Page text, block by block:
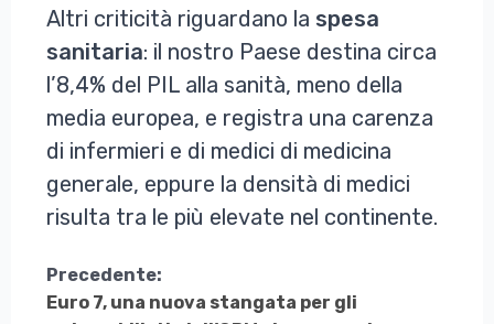
Altri criticità riguardano la spesa
sanitaria: il nostro Paese destina circa
l’8,4% del PIL alla sanità, meno della
media europea, e registra una carenza
di infermieri e di medici di medicina
generale, eppure la densità di medici
risulta tra le più elevate nel continente.
Continua
Precedente:
Euro 7, una nuova stangata per gli